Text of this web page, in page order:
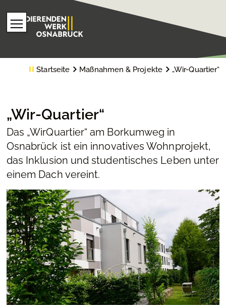
Startseite Maßnahmen & Projekte „Wir-Quartier“
„Wir-Quartier“
Das „WirQuartier“ am Borkumweg in
Osnabrück ist ein innovatives Wohnprojekt,
das Inklusion und studentisches Leben unter
einem Dach vereint.